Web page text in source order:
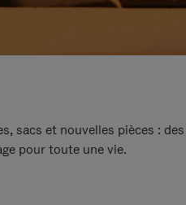
sacs et nouvelles pièces : des
pour toute une vie.